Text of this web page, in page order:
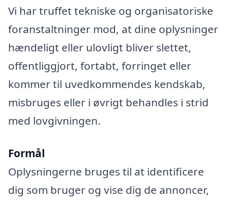
Vi har truffet tekniske og organisatoriske
foranstaltninger mod, at dine oplysninger
hændeligt eller ulovligt bliver slettet,
offentliggjort, fortabt, forringet eller
kommer til uvedkommendes kendskab,
misbruges eller i øvrigt behandles i strid
med lovgivningen.
Formål
Oplysningerne bruges til at identificere
dig som bruger og vise dig de annoncer,